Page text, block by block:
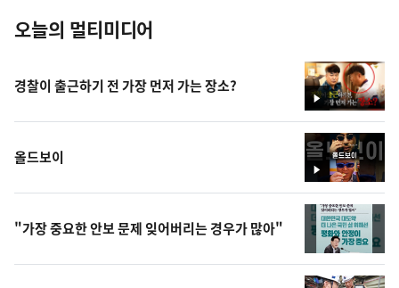
오늘의 멀티미디어
영
상
경찰이 출근하기 전 가장 먼저 가는 장소?
영
상
올드보이
"가장 중요한 안보 문제 잊어버리는 경우가 많아"